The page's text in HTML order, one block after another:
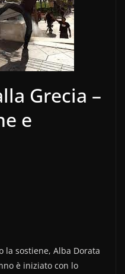
Grecia –
e
la sostiene, Alba Dorata
è iniziato con lo